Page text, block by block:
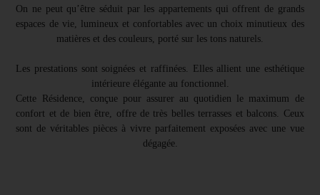
On ne peut qu’être séduit par les appartements qui offrent de grands
espaces de vie, lumineux et confortables avec un choix minutieux des
matières et des couleurs, porté sur les tons naturels.
Les prestations sont soignées et raffinées. Elles allient une esthétique
intérieure élégante au fonctionnel.
Cette Résidence, conçue pour assurer au quotidien le maximum de
confort et de bien être, offre de très belles terrasses et balcons. Ceux
sont de véritables pièces à vivre parfaitement exposées avec une vue
dégagée.